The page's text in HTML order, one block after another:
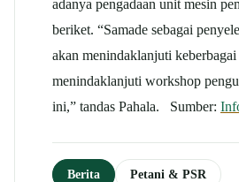
adanya pengadaan unit mesin
beriket. “Samade sebagai
akan menindaklanjuti
menindaklanjuti workshop
ini,” tandas Pahala. Sumber:
Berita Petani & PSR